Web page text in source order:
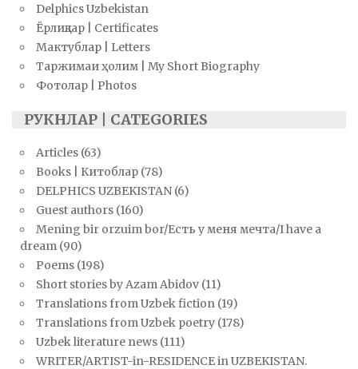
Delphics Uzbekistan
Ёрлиқлар | Certificates
Мактублар | Letters
Таржимаи ҳолим | My Short Biography
Фотолар | Photos
РУКНЛАР | CATEGORIES
Articles (63)
Books | Китоблар (78)
DELPHICS UZBEKISTAN (6)
Guest authors (160)
Mening bir orzuim bor/Есть у меня мечта/I have a
dream (90)
Poems (198)
Short stories by Azam Abidov (11)
Translations from Uzbek fiction (19)
Translations from Uzbek poetry (178)
Uzbek literature news (111)
WRITER/ARTIST-in-RESIDENCE in UZBEKISTAN.